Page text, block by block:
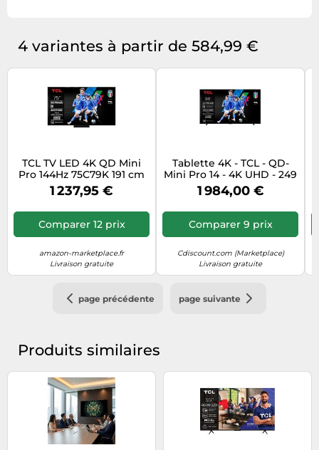
4 variantes à partir de 584,99 €
TCL TV LED 4K QD Mini
Pro 144Hz 75C79K 191 cm
avec Google et système
sonore Bang & Olufsen
1 237,95 €
Comparer 12 prix
amazon-marketplace.fr
Livraison gratuite
Tablette 4K - TCL - QD-
Mini Pro 14 - 4K UHD - 249
cm - Technologie
Quantum Dot
1 984,00 €
Comparer 9 prix
Cdiscount.com (Marketplace)
Livraison gratuite
page précédente page suivante
Produits similaires